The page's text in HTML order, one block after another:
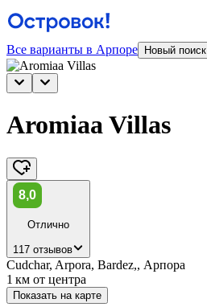
Все варианты в Арпоре Новый поиск
Aromiaa Villas
8,0
Отлично
117 отзывов
Cudchar, Arpora, Bardez,, Арпора
1 км от центра
Показать на карте